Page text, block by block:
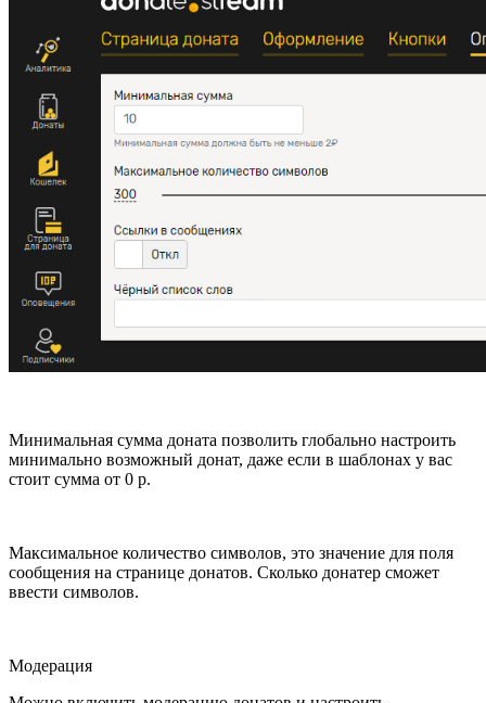
Минимальная сумма доната позволить глобально настроить
минимально возможный донат, даже если в шаблонах у вас
стоит сумма от 0 р.
Максимальное количество символов, это значение для поля
сообщения на странице донатов. Сколько донатер сможет
ввести символов.
Модерация